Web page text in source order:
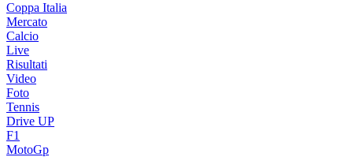
Coppa Italia
Mercato
Calcio
Live
Risultati
Video
Foto
Tennis
Drive UP
F1
MotoGp